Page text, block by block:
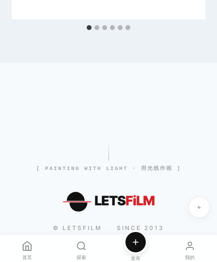
[ PAINTING WITH LIGHT · 用光线作画 ]
LETSFiLM
© LETSFILM SINCE 2013
首页 探索 发布 我的